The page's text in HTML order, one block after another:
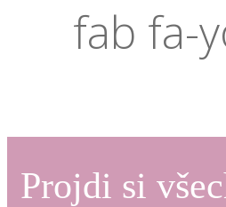
fab fa-
Projdi si